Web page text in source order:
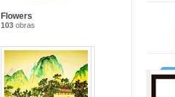
Flowers
103 obras